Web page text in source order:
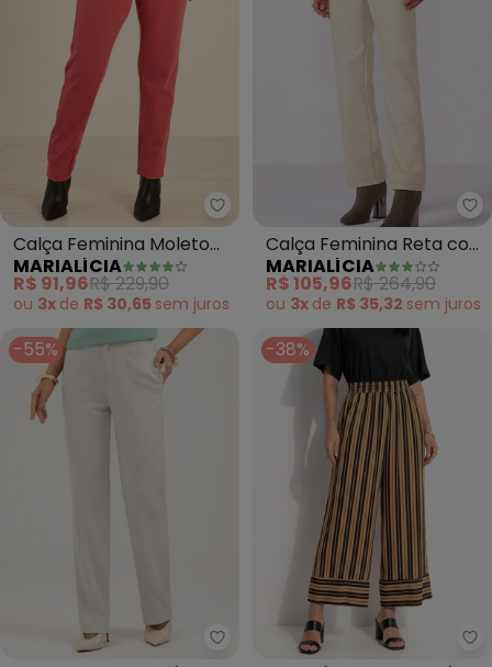
Marialícia - Calça Feminina
Calça Feminina Moletom
(Rosa)
MARIALÍCIA
R$ 91,96R$ 229,90
ou 3x de R$ 30,65 sem juros
Calça Feminina Reta com
Bolsos (Bege)
MARIALÍCIA
R$ 105,96R$ 264,90
ou 3x de R$ 35,32 sem juros
-55%
Cativa - Calça em Viscose
-38%